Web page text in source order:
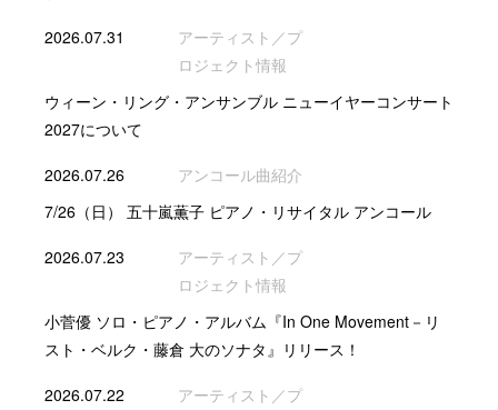
2026.07.31
アーティスト／プ
ロジェクト情報
ウィーン・リング・アンサンブル ニューイヤーコンサート
2027について
2026.07.26
アンコール曲紹介
7/26（日） 五十嵐薫子 ピアノ・リサイタル アンコール
2026.07.23
アーティスト／プ
ロジェクト情報
小菅優 ソロ・ピアノ・アルバム『In One Movement－リ
スト・ベルク・藤倉 大のソナタ』リリース！
2026.07.22
アーティスト／プ